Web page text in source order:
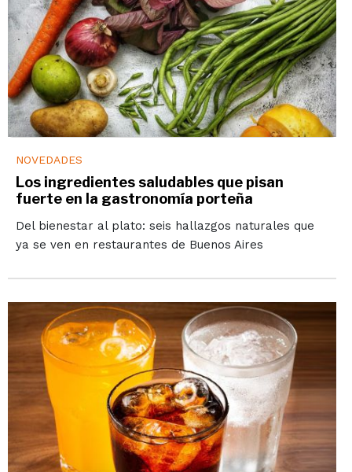
NOVEDADES
Los ingredientes saludables que pisan
fuerte en la gastronomía porteña
Del bienestar al plato: seis hallazgos naturales que
ya se ven en restaurantes de Buenos Aires